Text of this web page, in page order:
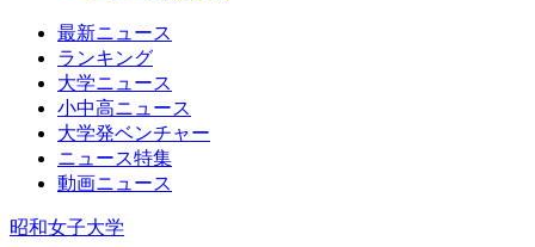
最新ニュース
ランキング
大学ニュース
小中高ニュース
大学発ベンチャー
ニュース特集
動画ニュース
昭和女子大学